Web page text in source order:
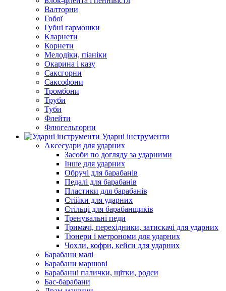
Валторни
Гобої
Губні гармошки
Кларнети
Корнети
Мелодіки, піаніки
Окарина і казу
Саксгорни
Саксофони
Тромбони
Труби
Туби
Флейти
Флюгельгорни
Ударні інструменти
Аксесуари для ударних
Засоби по догляду за ударними
Інше для ударних
Обручі для барабанів
Педалі для барабанів
Пластики для барабанів
Стійки для ударних
Стільці для барабанщиків
Тренувальні педи
Тримачі, перехідники, затискачі для ударних
Тюнери і метрономи для ударних
Чохли, кофри, кейси для ударних
Барабани малі
Барабани маршові
Барабанні палички, щітки, родси
Бас-барабани